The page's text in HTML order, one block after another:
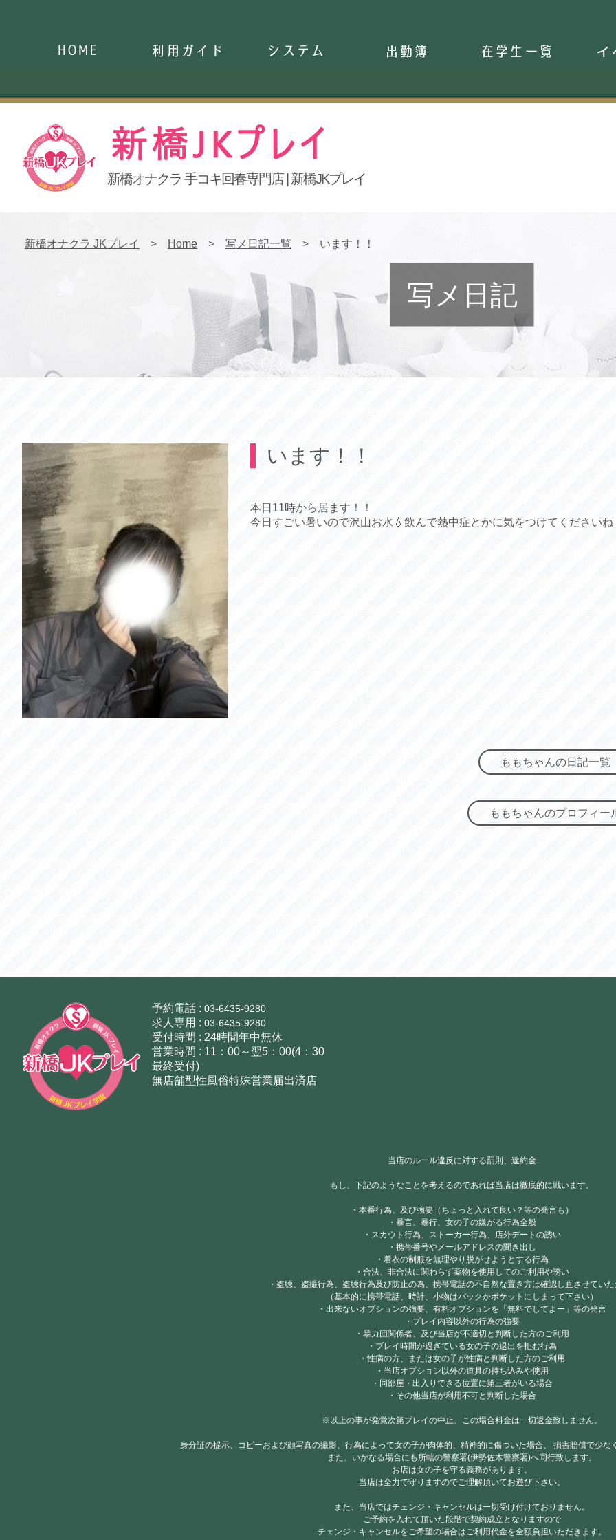
新橋オナクラ 手コキ回春専門店 | 新橋JKプレイ
新橋オナクラ JKプレイ Home 写メ日記一覧 います！！
写メ日記
います！！
本日11時から居ます！！
今日すごい暑いので沢山お水‪💧飲んで熱中症とかに気をつけてくださいね
ももちゃんの日記一覧
ももちゃんのプロフィー
予約電話 : 03-6435-9280
求人専用 : 03-6435-9280
受付時間 : 24時間年中無休
営業時間 : 11：00～翌5：00(4：30
最終受付)
無店舗型性風俗特殊営業届出済店
当店のルール違反に対する罰則、違約金
もし、下記のようなことを考えるのであれば当店は徹底的に戦います。
・本番行為、及び強要（ちょっと入れて良い？等の発言も）
・暴言、暴行、女の子の嫌がる行為全般
・スカウト行為、ストーカー行為、店外デートの誘い
・携帯番号やメールアドレスの聞き出し
・着衣の制服を無理やり脱がせようとする行為
・合法、非合法に関わらず薬物を使用してのご利用や誘い
・盗聴、盗撮行為、盗聴行為及び防止の為、携帯電話の不自然な置き方は確認し直させてい
（基本的に携帯電話、時計、小物はバックかポケットにしまって下さい）
・出来ないオプションの強要、有料オプションを「無料でしてよー」等の発言
・プレイ内容以外の行為の強要
・暴力団関係者、及び当店が不適切と判断した方のご利用
・プレイ時間が過ぎている女の子の退出を拒む行為
・性病の方、または女の子が性病と判断した方のご利用
・当店オプション以外の道具の持ち込みや使用
・同部屋・出入りできる位置に第三者がいる場合
・その他当店が利用不可と判断した場合
※以上の事が発覚次第プレイの中止、この場合料金は一切返金致しません。
身分証の提示、コピーおよび顔写真の撮影、行為によって女の子が肉体的、精神的に傷ついた場合、 損害賠償で少な
また、いかなる場合にも所轄の警察署(伊勢佐木警察署)へ同行致します。
お店は女の子を守る義務があります。
当店は全力で守りますのでご理解頂いてお遊び下さい。
また、当店ではチェンジ・キャンセルは一切受け付けておりません。
ご予約を入れて頂いた段階で契約成立となりますので
チェンジ・キャンセルをご希望の場合はご利用代金を全額負担いただきます。